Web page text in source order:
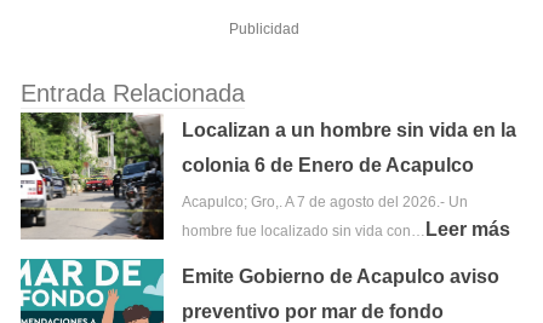
Publicidad
Entrada Relacionada
Localizan a un hombre sin vida en la
colonia 6 de Enero de Acapulco
Acapulco; Gro,. A 7 de agosto del 2026.- Un
hombre fue localizado sin vida con… Leer más
Emite Gobierno de Acapulco aviso
preventivo por mar de fondo